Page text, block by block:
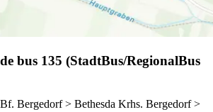
bus 135 (StadtBus/RegionalBus
Bergedorf > Bethesda Krhs. Bergedorf >